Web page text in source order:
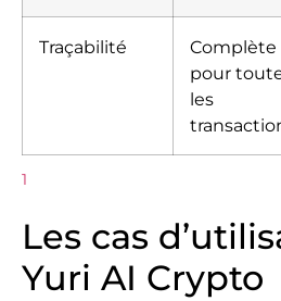
Traçabilité
Complète
pour
les
1
Les cas
Yuri AI Crypto